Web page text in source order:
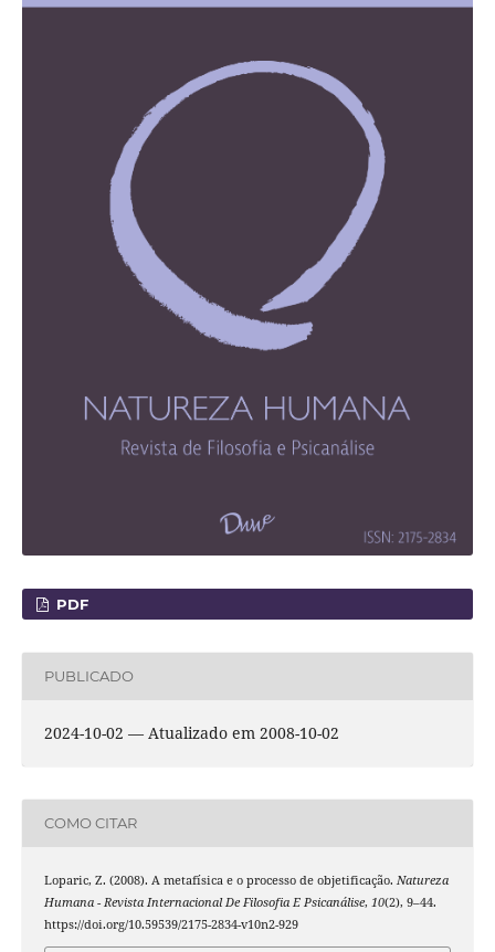
PDF
PUBLICADO
2024-10-02 — Atualizado em 2008-10-02
COMO CITAR
Loparic, Z. (2008). A metafísica e o processo de objetificação. Natureza
Humana - Revista Internacional De Filosofia E Psicanálise, 10(2), 9–44.
https://doi.org/10.59539/2175-2834-v10n2-929